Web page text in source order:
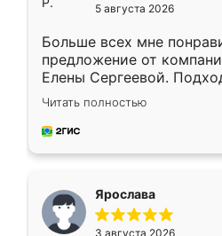
5 августа 2026
Больше всех мне
предложение от
Елены Сергеевой.
короткие сроки
для замера сотрудник
предложил по моему
Читать полностью
Ярослава
3 августа 2026